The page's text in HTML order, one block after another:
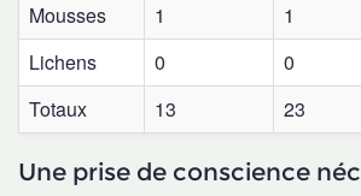
Mousses 1 1
Lichens
0 0
Totaux
13 23
Une prise de conscience